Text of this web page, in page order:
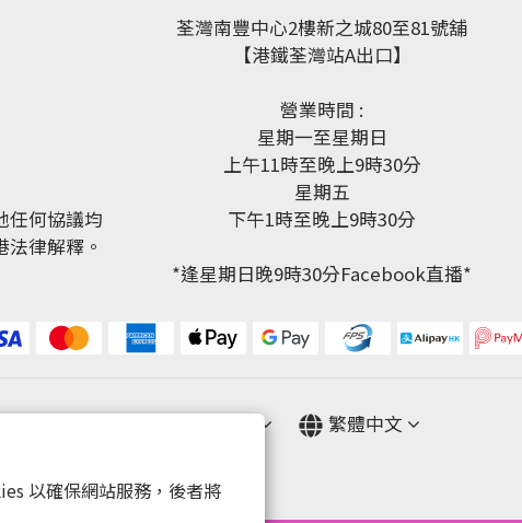
以確保網站服務，後者將
任何協議均
律解釋。
荃灣南豐中心2樓新之城80至81號舖
【港鐵荃灣站A出口】
營業時間 :
星期一至星期日
上午11時至晚上9時30分
星期五
下午1時至晚上9時30分
*逢星期日晚9時30分Facebook直播*
繁體中文